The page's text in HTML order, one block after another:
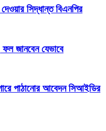
সিদ্ধান্ত বিএনপির
জানবেন যেভাবে
পাঠানোর আবেদন সিআইডির